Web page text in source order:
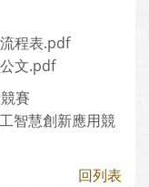
程表.pdf
文.pdf
賽
智慧創新應用競
回列表